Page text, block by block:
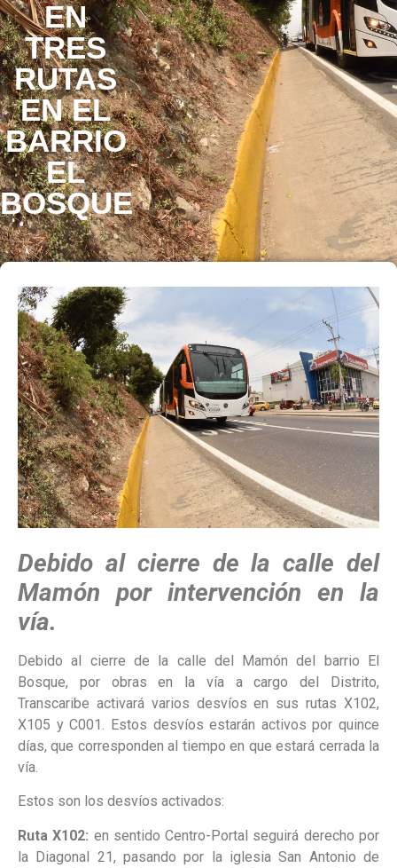
EN
TRES
RUTAS
EN EL
BARRIO
EL
BOSQUE
Debido al cierre de la calle del
Mamón por intervención en la
vía.
Debido al cierre de la calle del Mamón del barrio El
Bosque, por obras en la vía a cargo del Distrito,
Transcaribe activará varios desvíos en sus rutas X102,
X105 y C001. Estos desvíos estarán activos por quince
días, que corresponden al tiempo en que estará cerrada la
vía.
Estos son los desvíos activados:
Ruta X102: en sentido Centro-Portal seguirá derecho por
la Diagonal 21, pasando por la iglesia San Antonio de